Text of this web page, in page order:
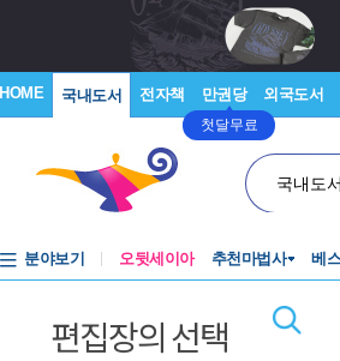
HOME 국내도서 전자책 만권당
첫달무료
외국도서
국내도
분야보기 오뒷세이아 추천마법사 베
편집장의 선택